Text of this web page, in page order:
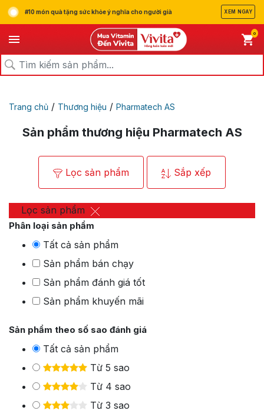
#10 món quà tặng sức khỏe ý nghĩa cho người già XEM NGAY
0
Trang chủ / Thương hiệu / Pharmatech AS
Sản phẩm thương hiệu Pharmatech AS
Lọc sản phẩm Sắp xếp
Lọc sản phẩm
Phân loại sản phẩm
Tất cả sản phẩm
Sản phẩm bán chạy
Sản phẩm đánh giá tốt
Sản phẩm khuyến mãi
Sản phẩm theo số sao đánh giá
Tất cả sản phẩm
Từ 5 sao
Từ 4 sao
Từ 3 sao